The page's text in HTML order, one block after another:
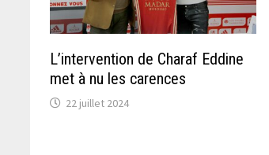
L’intervention de Charaf Eddine
met à nu les carences
22 juillet 2024